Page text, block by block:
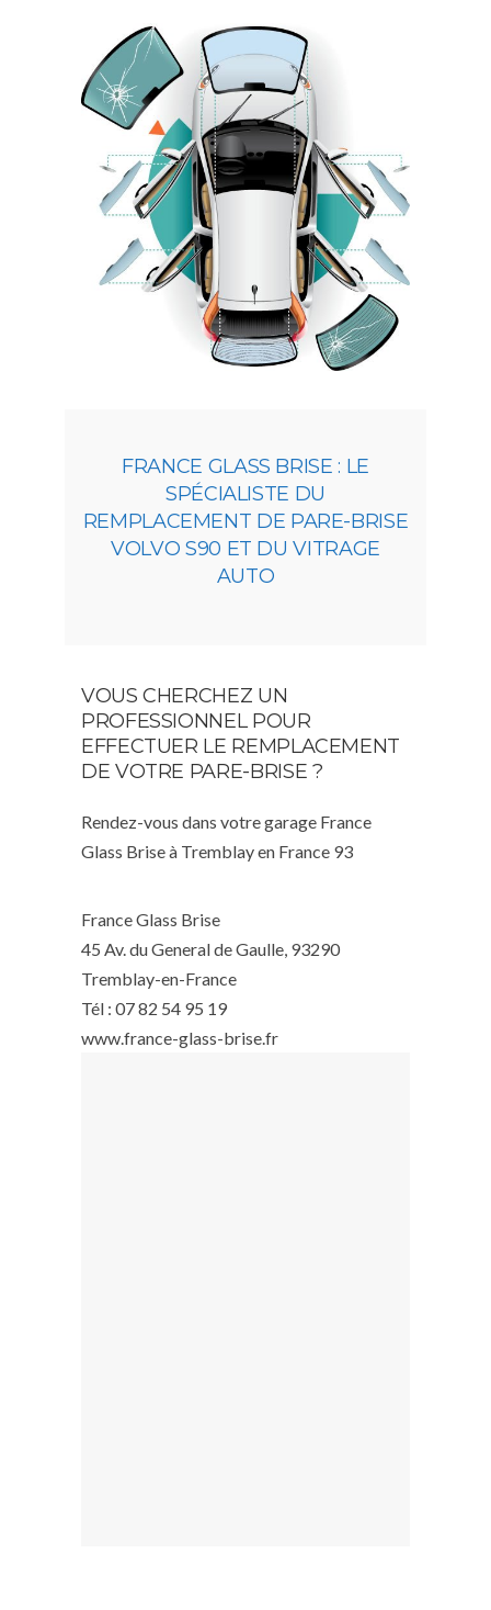
FRANCE GLASS BRISE : LE
SPÉCIALISTE DU
REMPLACEMENT DE PARE-BRISE
VOLVO S90 ET DU VITRAGE
AUTO
VOUS CHERCHEZ UN
PROFESSIONNEL POUR
EFFECTUER LE REMPLACEMENT
DE VOTRE PARE-BRISE ?
Rendez-vous dans votre garage France
Glass Brise à Tremblay en France 93
France Glass Brise
45 Av. du General de Gaulle, 93290
Tremblay-en-France
Tél : 07 82 54 95 19
www.france-glass-brise.fr